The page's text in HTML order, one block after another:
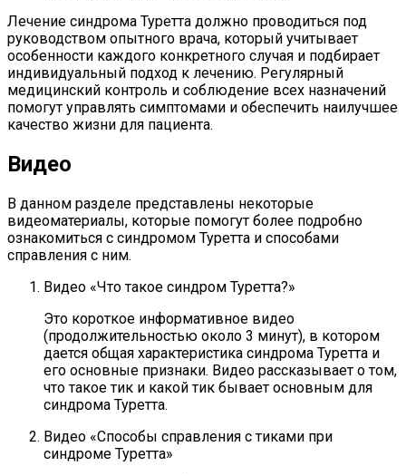
Лечение синдрома Туретта должно проводиться под
руководством опытного врача, который учитывает
особенности каждого конкретного случая и подбирает
индивидуальный подход к лечению. Регулярный
медицинский контроль и соблюдение всех назначений
помогут управлять симптомами и обеспечить наилучшее
качество жизни для пациента.
Видео
В данном разделе представлены некоторые
видеоматериалы, которые помогут более подробно
ознакомиться с синдромом Туретта и способами
справления с ним.
Видео «Что такое синдром Туретта?»
Это короткое информативное видео
(продолжительностью около 3 минут), в котором
дается общая характеристика синдрома Туретта и
его основные признаки. Видео рассказывает о том,
что такое тик и какой тик бывает основным для
синдрома Туретта.
Видео «Способы справления с тиками при
синдроме Туретта»